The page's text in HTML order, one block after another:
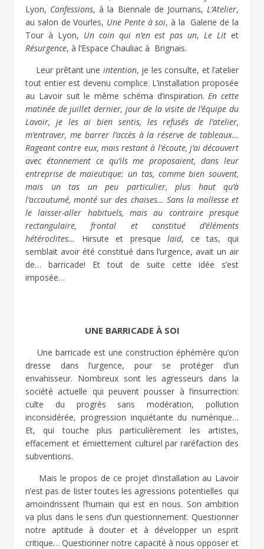
Lyon, Confessions, à la Biennale de Journans, L’Atelier,
au salon de Vourles, Une Pente à soi, à la Galerie de la
Tour à Lyon, Un coin qui n’en est pas un, Le Lit et
Résurgence, à l’Espace Chauliac à Brignais.
Leur prêtant une intention, je les consulte, et l’atelier
tout entier est devenu complice. L’installation proposée
au Lavoir suit le même schéma d’inspiration. En cette
matinée de juillet dernier, jour de la visite de l’équipe du
Lavoir, je les ai bien sentis, les refusés de l’atelier,
m’entraver, me barrer l’accès à la réserve de tableaux…
Rageant contre eux, mais restant à l’écoute, j’ai découvert
avec étonnement ce qu’ils me proposaient, dans leur
entreprise de maïeutique: un tas, comme bien souvent,
mais un tas un peu particulier, plus haut qu’à
l’accoutumé, monté sur des chaises… Sans la mollesse et
le laisser-aller habituels, mais au contraire presque
rectangulaire, frontal et constitué d’éléments
hétéroclites… Hirsute et presquelaid, ce tas, qui
semblait avoir été constitué dans l’urgence, avait un air
de… barricade! Et tout de suite cette idée s’est
imposée…
UNE BARRICADE À SOI
Une barricade est une construction éphémère qu’on
dresse dans l’urgence, pour se protéger d’un
envahisseur. Nombreux sont les agresseurs dans la
société actuelle qui peuvent pousser à l’insurrection:
culte du progrès sans modération, pollution
inconsidérée, progression inquiétante du numérique…
Et, qui touche plus particulièrement les artistes,
effacement et émiettement culturel par raréfaction des
subventions.
Mais le propos de ce projet d’installation au Lavoir
n’est pas de lister toutes les agressions potentielles qui
amoindrissent l’humain qui est en nous. Son ambition
va plus dans le sens d’un questionnement. Questionner
notre aptitude à douter et à développer un esprit
critique… Questionner notre capacité à nous opposer et